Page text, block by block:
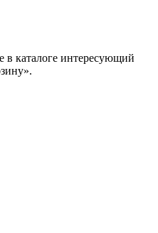
в каталоге интересующий